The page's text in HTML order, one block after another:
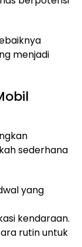
menjadi
sederhana
yang
kendaraan.
rutin untuk